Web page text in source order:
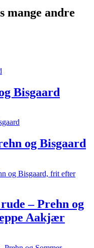
mange andre
Bisgaard
og Bisgaard
– Prehn og
Aakjær